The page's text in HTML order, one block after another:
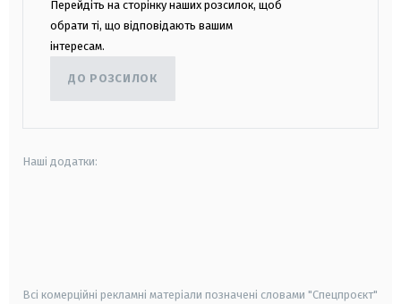
Перейдіть на сторінку наших розсилок, щоб
обрати ті, що відповідають вашим
інтересам.
ДО РОЗСИЛОК
Наші додатки:
Всі комерційні рекламні матеріали позначені словами "Спецпроєкт"